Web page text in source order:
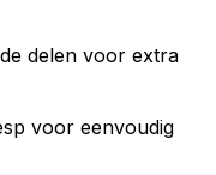
delen voor extra
voor eenvoudig